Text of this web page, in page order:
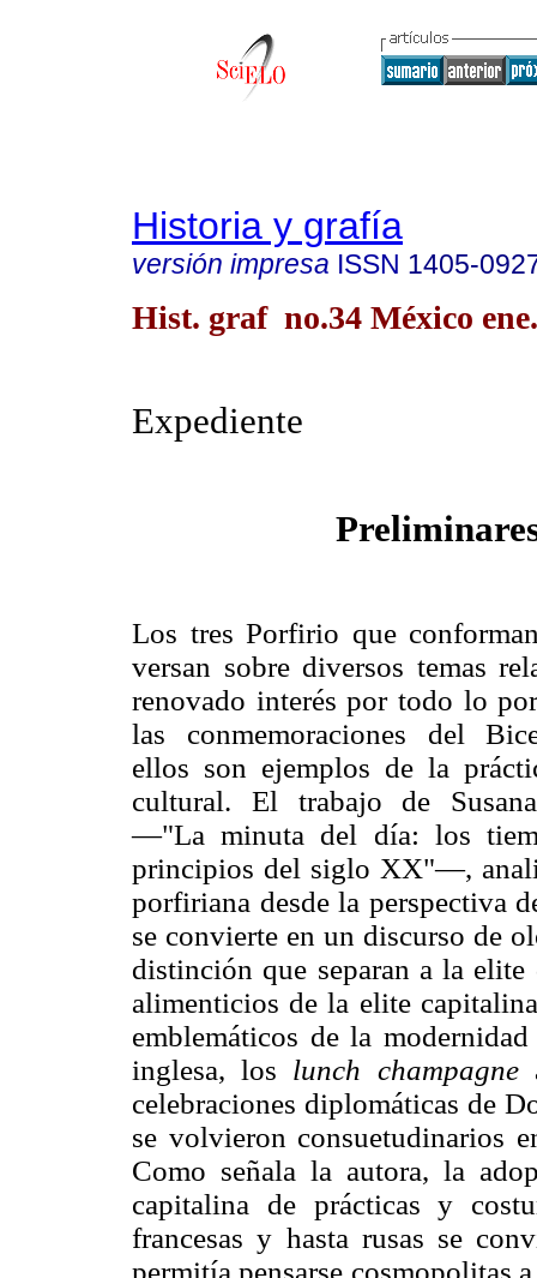
Historia y grafía
versión impresa ISSN 1405-
Hist. graf no.34 México
Expediente
Los tres Porfirio que
versan sobre diversos temas
renovado interés por todo lo
las conmemoraciones del
ellos son ejemplos de la
cultural. El trabajo de
—"La minuta del día: los
principios del siglo XX"—,
porfiriana desde la perspectiva
se convierte en un discurso de
distinción que separan a la elite
alimenticios de la elite
emblemáticos de la
inglesa, los lunch champagne
celebraciones diplomáticas de
se volvieron consuetudinarios
Como señala la autora, la
capitalina de prácticas y
francesas y hasta rusas se
permitía pensarse cosmopolitas